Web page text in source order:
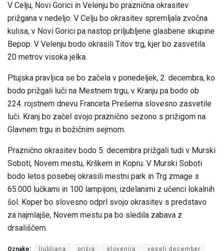
V Celju, Novi Gorici in Velenju bo praznična okrasitev
prižgana v nedeljo. V Celju bo okrasitev spremljala zvočna
kulisa, v Novi Gorici pa nastop priljubljene glasbene skupine
Bepop. V Velenju bodo okrasili Titov trg, kjer bo zasvetila
20 metrov visoka jelka.
Ptujska pravljica se bo začela v ponedeljek, 2. decembra, ko
bodo prižgali luči na Mestnem trgu, v Kranju pa bodo ob
224. rojstnem dnevu Franceta Prešerna slovesno zasvetile
luči. Kranj bo začel svojo praznično sezono s prižigom na
Glavnem trgu in božičnim sejmom.
Praznično okrasitev bodo 5. decembra prižgali tudi v Murski
Soboti, Novem mestu, Krškem in Kopru. V Murski Soboti
bodo letos posebej okrasili mestni park in Trg zmage s
65.000 lučkami in 100 lampijoni, izdelanimi z učenci lokalnih
šol. Koper bo slovesno odprl svojo okrasitev s predstavo
za najmlajše, Novem mestu pa bo sledila zabava z
drsališčem.
Oznake: ljubljana prižig slovenija veseli december